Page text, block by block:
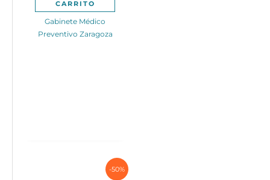
CARRITO
Gabinete Médico
Preventivo Zaragoza
-50%